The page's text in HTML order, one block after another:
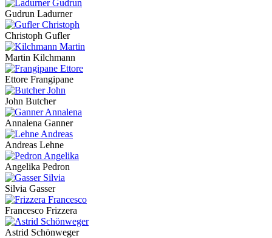
Gudrun Ladurner
Christoph Gufler
Martin Kilchmann
Ettore Frangipane
John Butcher
Annalena Ganner
Andreas Lehne
Angelika Pedron
Silvia Gasser
Francesco Frizzera
Astrid Schönweger